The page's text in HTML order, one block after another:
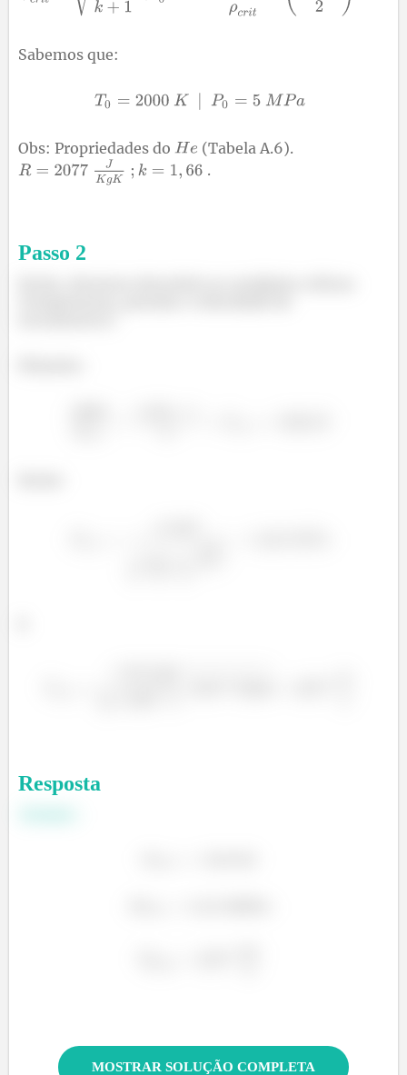
Sabemos que:
Obs: Propriedades do
(Tabela A.6).
.
Passo 2
Resposta
MOSTRAR SOLUÇÃO COMPLETA